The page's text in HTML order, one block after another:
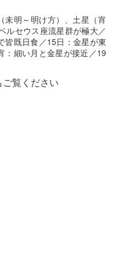
未明～明け方）、土星（宵
ルセウス座流星群が極大／
皆既日食／15日：金星が東
：細い月と金星が接近／19
ご覧ください